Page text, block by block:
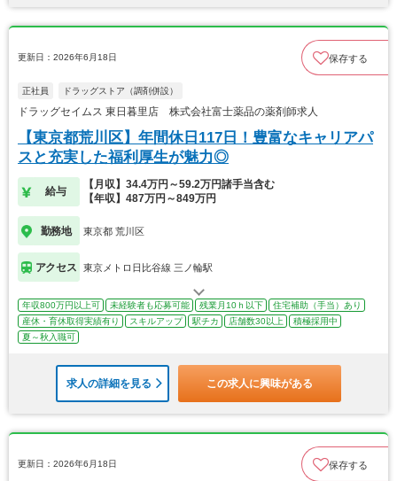
更新日：2026年6月18日 保存する
正社員 ドラッグストア（調剤併設）
ドラッグセイムス 東日暮里店 株式会社富士薬品の薬剤師求人
【東京都荒川区】年間休日117日！豊富なキャリアパ
スと充実した福利厚生が魅力◎
給与
【月収】34.4万円～59.2万円諸手当含む
【年収】487万円～849万円
勤務地 東京都 荒川区
アクセス 東京メトロ日比谷線 三ノ輪駅
年収800万円以上可 未経験者も応募可能 残業月10ｈ以下
住宅補助（手当）あり
産休・育休取得実績有り
スキルアップ 駅チカ 店舗数30以上
積極採用中
夏～秋入職可
求人の詳細を見る この求人に興味がある
更新日：2026年6月18日 保存する